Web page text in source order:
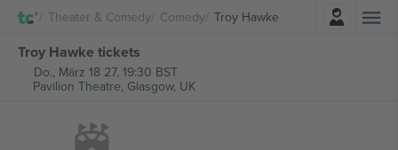
Theater & Comedy Comedy Troy Hawke
Einloggen
Troy Hawke tickets
Do., März 18 27, 19:30 BST
Pavilion Theatre, Glasgow, UK